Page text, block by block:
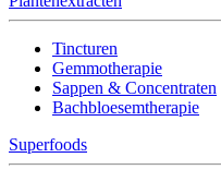
Tincturen
Gemmotherapie
Sappen & Concentraten
Bachbloesemtherapie
Superfoods